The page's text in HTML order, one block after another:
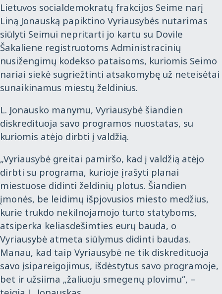
Lietuvos socialdemokratų frakcijos Seime narį
Liną Jonauską papiktino Vyriausybės nutarimas
siūlyti Seimui nepritarti jo kartu su Dovile
Šakaliene registruotoms Administracinių
nusižengimų kodekso pataisoms, kuriomis Seimo
nariai siekė sugriežtinti atsakomybę už neteisėtai
sunaikinamus miestų želdinius.
L. Jonausko manymu, Vyriausybė šiandien
diskredituoja savo programos nuostatas, su
kuriomis atėjo dirbti į valdžią.
„Vyriausybė greitai pamiršo, kad į valdžią atėjo
dirbti su programa, kurioje įrašyti planai
miestuose didinti želdinių plotus. Šiandien
įmonės, be leidimų išpjovusios miesto medžius,
kurie trukdo nekilnojamojo turto statyboms,
atsiperka keliasdešimties eurų bauda, o
Vyriausybė atmeta siūlymus didinti baudas.
Manau, kad taip Vyriausybė ne tik diskredituoja
savo įsipareigojimus, išdėstytus savo programoje,
bet ir užsiima „žaliuoju smegenų plovimu“, –